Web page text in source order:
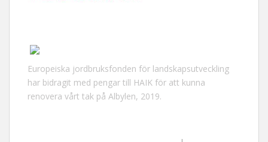
Europeiska jordbruksfonden för landskapsutveckling
har bidragit med pengar till HAIK för att kunna
renovera vårt tak på Albylen, 2019.